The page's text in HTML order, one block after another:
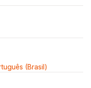
(Brasil)